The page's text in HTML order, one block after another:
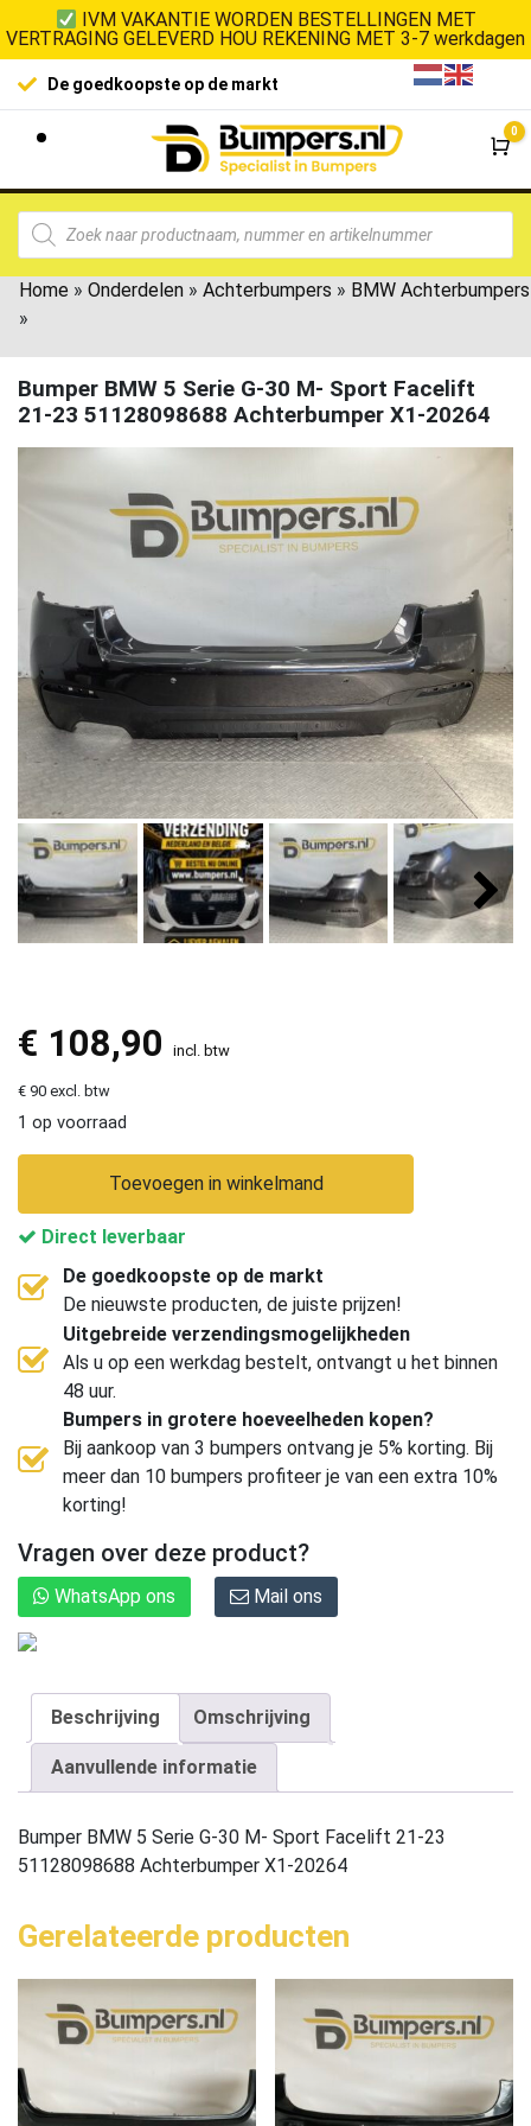
IVM VAKANTIE WORDEN BESTELLINGEN MET
VERTRAGING GELEVERD HOU REKENING MET 3-7 werkdagen
De goedkoopste op de markt
0
Home » Onderdelen » Achterbumpers » BMW Achterbumpers
»
Bumper BMW 5 Serie G-30 M- Sport Facelift
21-23 51128098688 Achterbumper X1-20264
€ 108,90 incl. btw
€ 90 excl. btw
1 op voorraad
Toevoegen in winkelmand
Direct leverbaar
De goedkoopste op de markt
De nieuwste producten, de juiste prijzen!
Uitgebreide verzendingsmogelijkheden
Als u op een werkdag bestelt, ontvangt u het binnen
48 uur.
Bumpers in grotere hoeveelheden kopen?
Bij aankoop van 3 bumpers ontvang je 5% korting. Bij
meer dan 10 bumpers profiteer je van een extra 10%
korting!
Vragen over deze product?
WhatsApp ons Mail ons
Beschrijving Omschrijving
Aanvullende informatie
Bumper BMW 5 Serie G-30 M- Sport Facelift 21-23
51128098688 Achterbumper X1-20264
Gerelateerde producten